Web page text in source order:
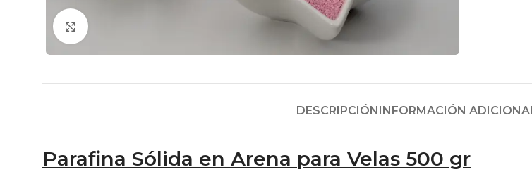
DESCRIPCIÓNINFORMACIÓN
Parafina Sólida en Arena para Velas 500 gr